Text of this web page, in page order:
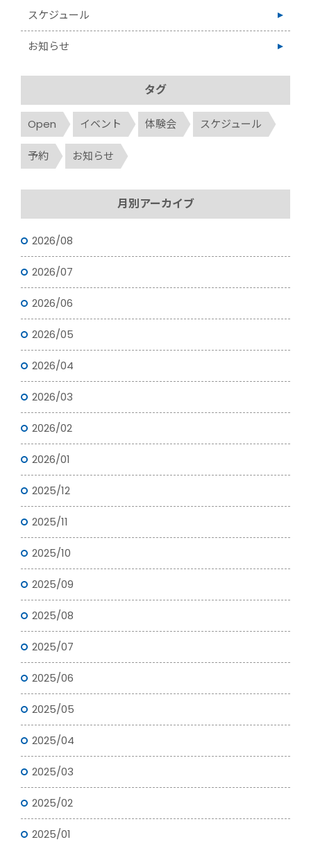
スケジュール
お知らせ
タグ
Open イベント 体験会 スケジュール
予約 お知らせ
月別アーカイブ
2026/08
2026/07
2026/06
2026/05
2026/04
2026/03
2026/02
2026/01
2025/12
2025/11
2025/10
2025/09
2025/08
2025/07
2025/06
2025/05
2025/04
2025/03
2025/02
2025/01